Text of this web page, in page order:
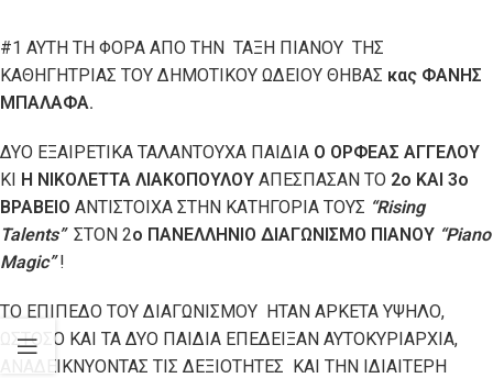
#1 ΑΥΤΗ ΤΗ ΦΟΡΑ ΑΠΟ ΤΗΝ ΤΑΞΗ ΠΙΑΝΟΥ ΤΗΣ
ΚΑΘΗΓΗΤΡΙΑΣ ΤΟΥ ΔΗΜΟΤΙΚΟΥ ΩΔΕΙΟΥ ΘΗΒΑΣ κας ΦΑΝΗΣ
ΜΠΑΛΑΦΑ.
ΔΥΟ ΕΞΑΙΡΕΤΙΚΑ ΤΑΛΑΝΤΟΥΧΑ ΠΑΙΔΙΑ Ο ΟΡΦΕΑΣ ΑΓΓΕΛΟΥ
ΚΙ Η ΝΙΚΟΛΕΤΤΑ ΛΙΑΚΟΠΟΥΛΟΥ ΑΠΕΣΠΑΣΑΝ ΤΟ 2ο ΚΑΙ 3ο
ΒΡΑΒΕΙΟ ΑΝΤΙΣΤΟΙΧΑ ΣΤΗΝ ΚΑΤΗΓΟΡΙΑ ΤΟΥΣ “Rising
Talents” ΣΤΟΝ 2ο ΠΑΝΕΛΛΗΝΙΟ ΔΙΑΓΩΝΙΣΜΟ ΠΙΑΝΟΥ “Piano
Magic”!
ΤΟ ΕΠΙΠΕΔΟ ΤΟΥ ΔΙΑΓΩΝΙΣΜΟΥ ΗΤΑΝ ΑΡΚΕΤΑ ΥΨΗΛΟ,
ΩΣΤΟΣΟ ΚΑΙ ΤΑ ΔΥΟ ΠΑΙΔΙΑ ΕΠΕΔΕΙΞΑΝ ΑΥΤΟΚΥΡΙΑΡΧΙΑ,
ΑΝΑΔΕΙΚΝΥΟΝΤΑΣ ΤΙΣ ΔΕΞΙΟΤΗΤΕΣ ΚΑΙ ΤΗΝ ΙΔΙΑΙΤΕΡΗ